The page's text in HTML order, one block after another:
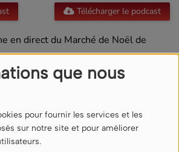
que nous
pour fournir les services et les
sur notre site et pour améliorer
Télécharger le podcast
en direct du Marché de Noël de
pour commenter cet article